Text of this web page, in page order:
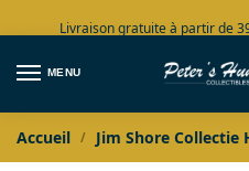
Livraison gratuite à partir de
Grand
MENU
Accueil / Jim Shore Collectie